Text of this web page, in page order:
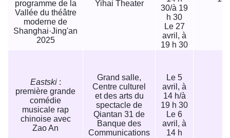
programme de la
Vallée du théâtre
moderne de
Shanghai·Jing'an
2025
Yihai Theater
30/à 19
h 30
Le 27
avril, à
19 h 30
Eastski:
première grande
comédie
musicale rap
chinoise avec
Zao An
Grand salle,
Centre culturel
et des arts du
spectacle de
Qiantan 31 de
Banque des
Communications
Le 5
avril, à
14 h/à
19 h 30
Le 6
avril, à
14 h